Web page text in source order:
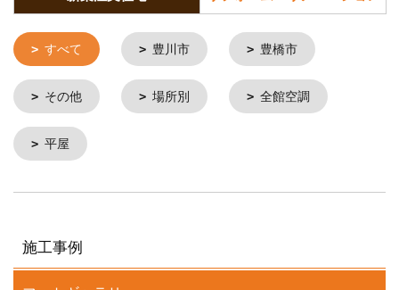
すべて 豊川市 豊橋市
その他 場所別 全館空調
平屋
施工事例